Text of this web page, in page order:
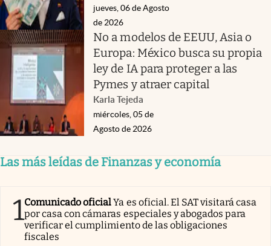
jueves, 06 de Agosto
de 2026
No a modelos de EEUU, Asia o
Europa: México busca su propia
ley de IA para proteger a las
Pymes y atraer capital
Karla Tejeda
miércoles, 05 de
Agosto de 2026
Las más leídas de Finanzas y economía
1Comunicado oficialYa es oficial. El SAT visitará casa
por casa con cámaras especiales y abogados para
verificar el cumplimiento de las obligaciones
fiscales